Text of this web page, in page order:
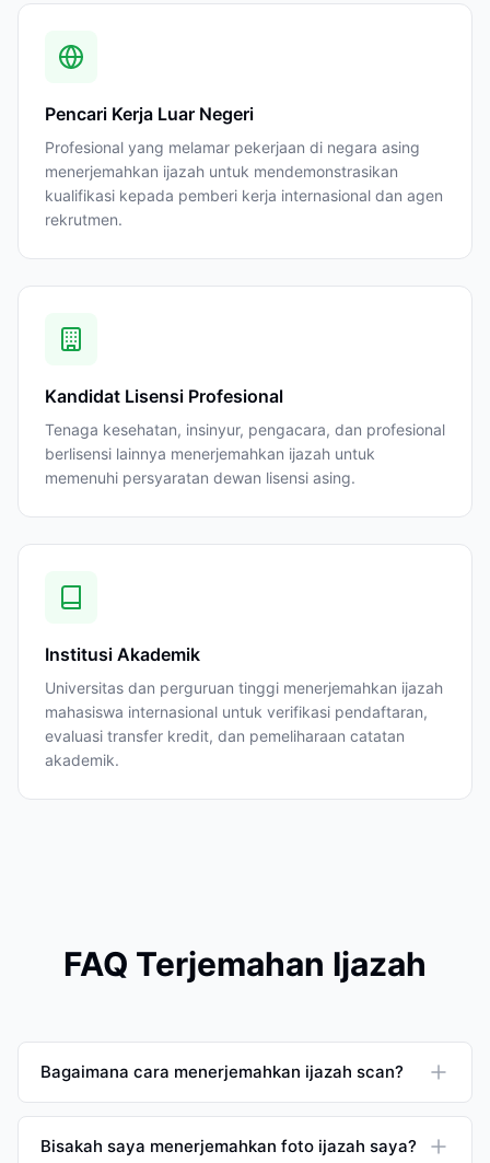
Pencari Kerja Luar Negeri
Profesional yang melamar pekerjaan di negara asing
menerjemahkan ijazah untuk mendemonstrasikan
kualifikasi kepada pemberi kerja internasional dan agen
rekrutmen.
Kandidat Lisensi Profesional
Tenaga kesehatan, insinyur, pengacara, dan profesional
berlisensi lainnya menerjemahkan ijazah untuk
memenuhi persyaratan dewan lisensi asing.
Institusi Akademik
Universitas dan perguruan tinggi menerjemahkan ijazah
mahasiswa internasional untuk verifikasi pendaftaran,
evaluasi transfer kredit, dan pemeliharaan catatan
akademik.
FAQ Terjemahan Ijazah
Bagaimana cara menerjemahkan ijazah scan?
Bisakah saya menerjemahkan foto ijazah saya?